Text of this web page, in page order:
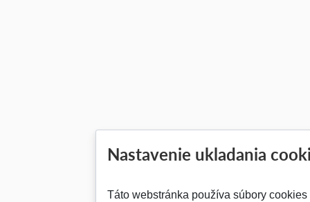
Nastavenie ukladania
Táto webstránka používa súbory